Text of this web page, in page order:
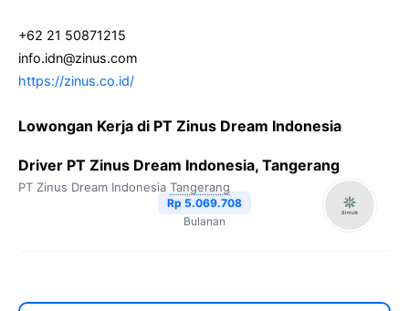
+62 21 50871215
info.idn@zinus.com
https://zinus.co.id/
Lowongan Kerja di PT Zinus Dream Indonesia
Driver PT Zinus Dream Indonesia, Tangerang
PT Zinus Dream Indonesia Tangerang
Rp 5.069.708
Bulanan